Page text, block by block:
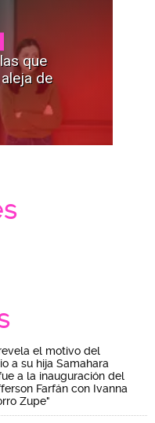
que
de
el motivo del
a su hija Samahara
a la inauguración del
Farfán con Ivanna
Zupe"